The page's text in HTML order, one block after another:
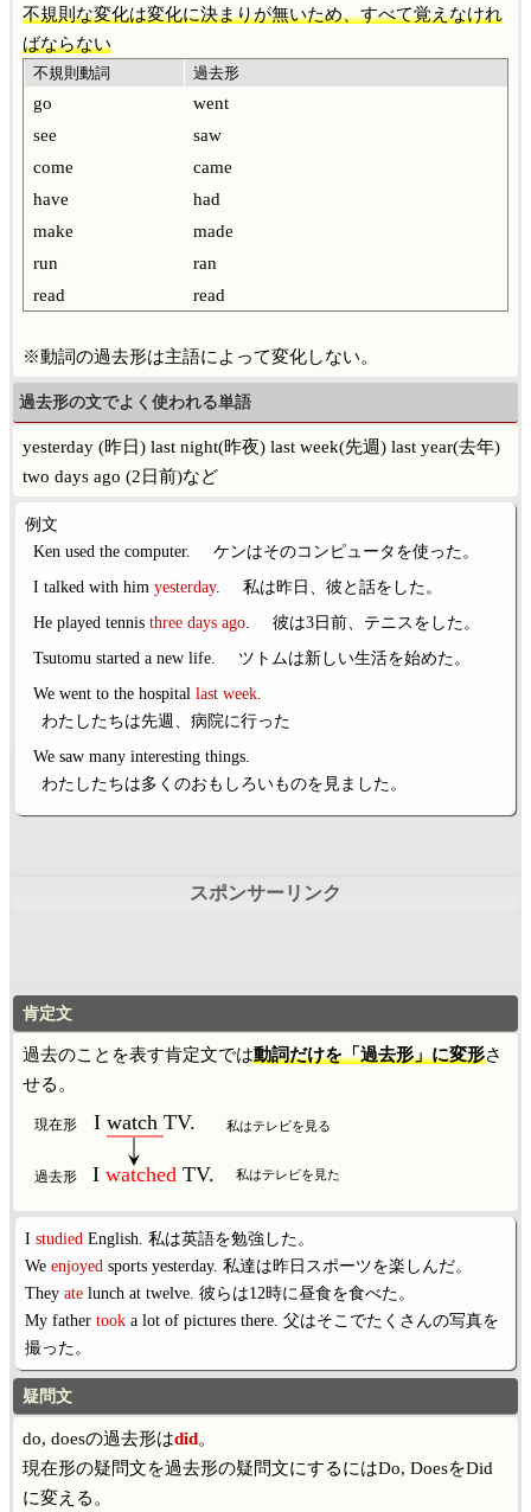
不規則な変化は変化に決まりが無いため、すべて覚えなけれ
ばならない
不規則動詞 過去形
go
went
see
saw
come
came
have
had
make
made
run
ran
read
read
※動詞の過去形は主語によって変化しない。
過去形の文でよく使われる単語
yesterday (昨日) last night(昨夜) last week(先週) last year(去年)
two days ago (2日前)など
例文
Ken used the computer.
ケンはそのコンピュータを使った。
I talked with himyesterday.
私は昨日、彼と話をした。
He played tennisthree days ago
彼は3日前、テニスをした。
Tsutomu started a new life.
ツトムは新しい生活を始めた。
We went to the hospitallast week.
わたしたちは先週、病院に行った
We saw many interesting things.
わたしたちは多くのおもしろいものを見ました。
肯定文
過去のことを表す肯定文では動詞だけを「過去形」に変形さ
せる。
I watch TV.
I watched TV.
現在形
過去形
私はテレビを見る
私はテレビを見た
I studied English. 私は英語を勉強した。
We enjoyed sports yesterday. 私達は昨日スポーツを楽しんだ。
They ate lunch at twelve. 彼らは12時に昼食を食べた。
My father took a lot of pictures there. 父はそこでたくさんの写真を
撮った。
疑問文
do, doesの過去形はdid。
現在形の疑問文を過去形の疑問文にするにはDo, DoesをDid
に変える。